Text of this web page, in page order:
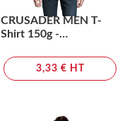
CRUSADER MEN T-
Shirt 150g -
3,33 € HT